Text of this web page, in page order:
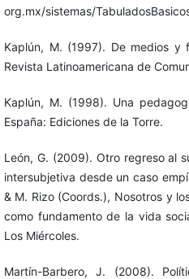
org.mx/sistemas/
Kaplún, M. (1997). De medios y
Revista Latinoamericana de
Kaplún, M. (1998). Una
España: Ediciones de la Torre.
León, G. (2009). Otro regreso al
intersubjetiva desde un caso
& M. Rizo (Coords.), Nosotros y
como fundamento de la vida
Los Miércoles.
Martín-Barbero, J. (2008).